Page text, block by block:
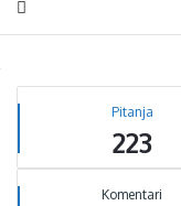
Sidebar
Stats Pitanja
223
Komentari